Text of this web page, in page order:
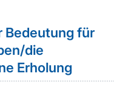
Bedeutung für
die
Erholung